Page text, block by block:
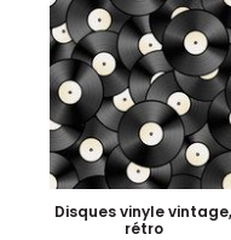
Disques vinyle vintage,
rétro